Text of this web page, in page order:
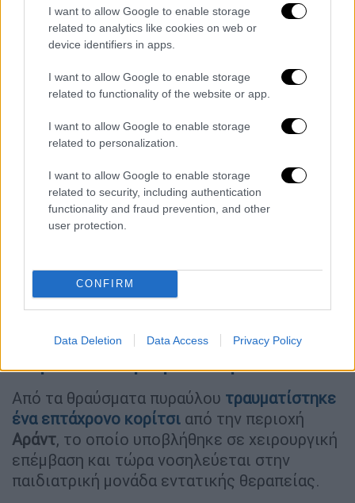
I want to allow Google to enable storage
related to analytics like cookies on web or
device identifiers in apps.
I want to allow Google to enable storage
related to functionality of the website or app.
I want to allow Google to enable storage
related to personalization.
I want to allow Google to enable storage
related to security, including authentication
functionality and fraud prevention, and other
user protection.
CONFIRM
Data Deletion Data Access Privacy Policy
video
Αναχαιτίστηκε το 99% των επιθέσεων
Οι Αρχές τουΙσραήλυπογραμμίζουν πως
περισσότερα από 300 μη επανδρωμένα
αεροσκάφη και πύραυλοι εκτοξεύτηκαν από
το Ιράν κατά τη διάρκεια της νύχτας, το 99%
των οποίων αναχαιτίστηκαν.
Μάλιστα εκπρόσωπος του ισραηλινού
στρατού ανέφερε ότι μερικές από τις
εκτοξεύσεις ήταν από τοΙράκκαι την
– εκτός από το Ιράν.
Στην εντατική 7χρονο κορίτσι
Από τα θραύσματα πυραύλου τραυματίστηκε
ένα επτάχρονο κορίτσι από την περιοχή
Αράντ, το οποίο υποβλήθηκε σε χειρουργική
επέμβαση και τώρα νοσηλεύεται στην
παιδιατρική μονάδα εντατικής θεραπείας.